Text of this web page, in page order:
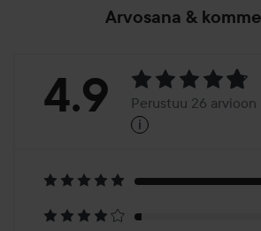
Arvosana &
Arvosana:
26
4.9 Perustuu 26 arvioon
i